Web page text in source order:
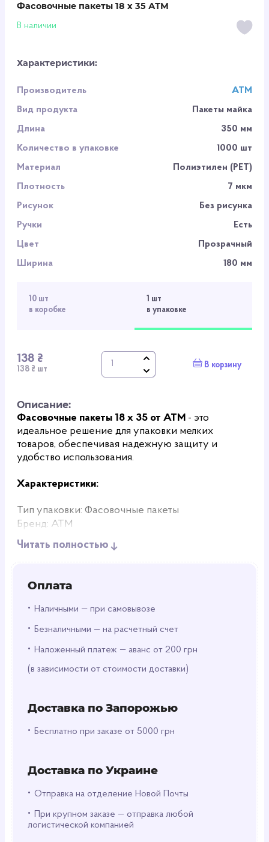
Фасовочные пакеты 18 х 35 АТМ
В наличии
Характеристики:
Производитель
АТМ
Вид продукта
Пакеты майка
Длина
350 мм
Количество в упаковке
1000 шт
Материал
Полиэтилен (PET)
Плотность
7 мкм
Рисунок
Без рисунка
Ручки
Есть
Цвет
Прозрачный
Ширина
180 мм
10 шт
в коробке
1 шт
в упаковке
138 ₴
138 ₴ шт В корзину
Оплата
• Наличными — при самовывозе
• Безналичными — на расчетный счет
• Наложенный платеж — аванс от 200 грн
(в зависимости от стоимости доставки)
Доставка по Запорожью
• Бесплатно при заказе от 5000 грн
Доставка по Украине
• Отправка на отделение Новой Почты
•
При крупном заказе — отправка любой
логистической компанией
Описание:
Фасовочные пакеты 18 х 35 от АТМ - это
идеальное решение для упаковки мелких
товаров, обеспечивая надежную защиту и
удобство использования.
Характеристики:
Тип упаковки: Фасовочные пакеты
Бренд: АТМ
Материал: полиэтилен
Длина: 350 мм
Количество в упаковке: 1000 пакетов
Эти пакеты изготовлены из качественного
полиэтилена с плотностью 7 мкм, обеспечивая
удобные размеры 18 х 35 см делают их
товары, мелкие детали или продукты питания.
Прозрачный цвет позволяет легко увидеть
открывать пакеты, что делает их удобными в
использовании как для клиентов, так и для
продавцов.
Упаковка содержит 1000 пакетов, обеспечивая
Читать полностью